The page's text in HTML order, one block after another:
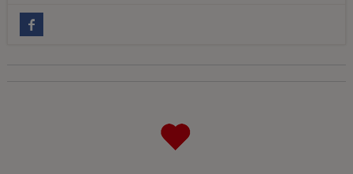
Leon Wyczółkowski „Kopanie buraków”